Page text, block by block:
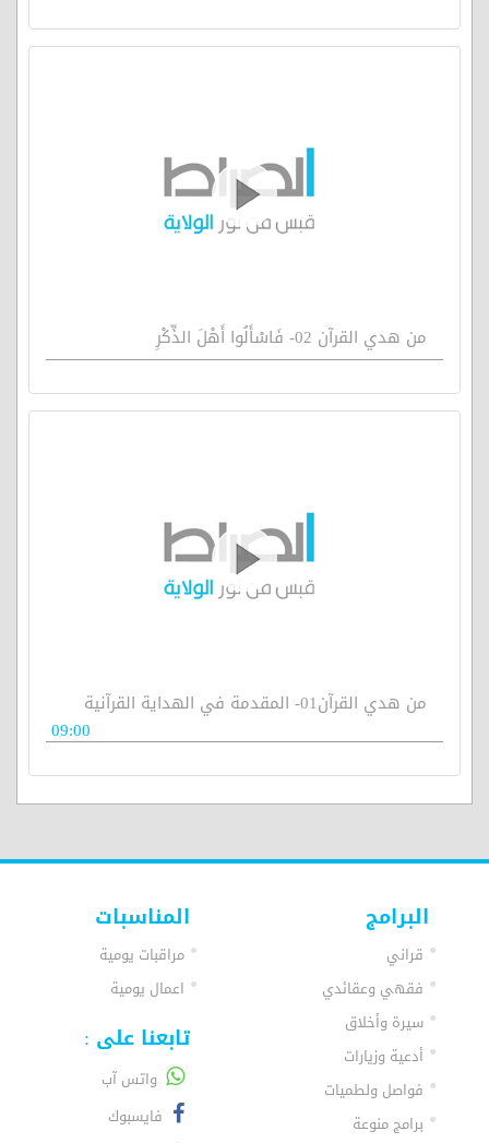
من هدي القرآن 02- فَاسْأَلُوا أَهْلَ الذِّكْرِ
من هدي القرآن01- المقدمة في الهداية القرآنية
09:00
البرامج
قراني
فقهي وعقائدي
سيرة وأخلاق
أدعية وزيارات
فواصل ولطميات
برامج منوعة
المناسبات
مراقبات يومية
اعمال يومية
تابعنا على :
واتس آب
فايسبوك